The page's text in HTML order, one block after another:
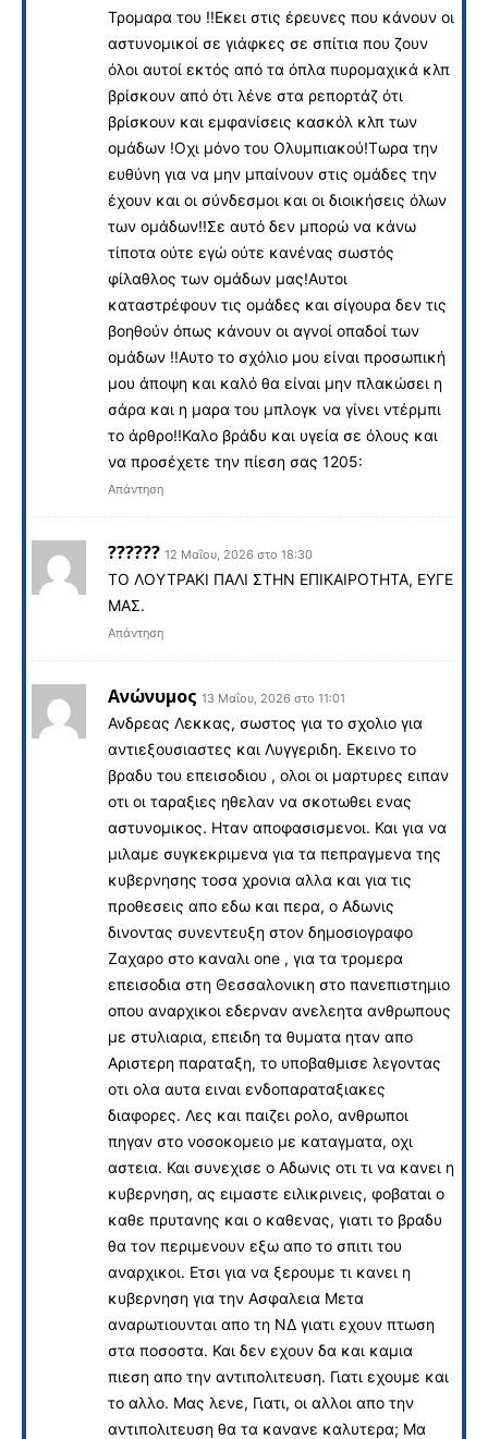
Τρομαρα του !!Εκει στις έρευνες που κάνουν οι
αστυνομικοί σε γιάφκες σε σπίτια που ζουν
όλοι αυτοί εκτός από τα όπλα πυρομαχικά κλπ
βρίσκουν από ότι λένε στα ρεπορτάζ ότι
βρίσκουν και εμφανίσεις κασκόλ κλπ των
ομάδων !Οχι μόνο του Ολυμπιακού!Τωρα την
ευθύνη για να μην μπαίνουν στις ομάδες την
έχουν και οι σύνδεσμοι και οι διοικήσεις όλων
των ομάδων!!Σε αυτό δεν μπορώ να κάνω
τίποτα ούτε εγώ ούτε κανένας σωστός
φίλαθλος των ομάδων μας!Αυτοι
καταστρέφουν τις ομάδες και σίγουρα δεν τις
βοηθούν όπως κάνουν οι αγνοί οπαδοί των
ομάδων !!Αυτο το σχόλιο μου είναι προσωπική
μου άποψη και καλό θα είναι μην πλακώσει η
σάρα και η μαρα του μπλογκ να γίνει ντέρμπι
το άρθρο!!Καλο βράδυ και υγεία σε όλους και
να προσέχετε την πίεση σας 1205:
Απάντηση
?????? 12 Μαΐου, 2026 στο 18:30
ΤΟ ΛΟΥΤΡΑΚΙ ΠΑΛΙ ΣΤΗΝ ΕΠΙΚΑΙΡΟΤΗΤΑ, ΕΥΓΕ
ΜΑΣ.
Απάντηση
Ανώνυμος 13 Μαΐου, 2026 στο 11:01
Ανδρεας Λεκκας, σωστος για το σχολιο για
αντιεξουσιαστες και Λυγγεριδη. Εκεινο το
βραδυ του επεισοδιου , ολοι οι μαρτυρες ειπαν
οτι οι ταραξιες ηθελαν να σκοτωθει ενας
αστυνομικος. Ηταν αποφασισμενοι. Και για να
μιλαμε συγκεκριμενα για τα πεπραγμενα της
κυβερνησης τοσα χρονια αλλα και για τις
προθεσεις απο εδω και περα, ο Αδωνις
δινοντας συνεντευξη στον δημοσιογραφο
Ζαχαρο στο καναλι one , για τα τρομερα
επεισοδια στη Θεσσαλονικη στο πανεπιστημιο
οπου αναρχικοι εδερναν ανελεητα ανθρωπους
με στυλιαρια, επειδη τα θυματα ηταν απο
Αριστερη παραταξη, το υποβαθμισε λεγοντας
οτι ολα αυτα ειναι ενδοπαραταξιακες
διαφορες. Λες και παιζει ρολο, ανθρωποι
πηγαν στο νοσοκομειο με καταγματα, οχι
αστεια. Και συνεχισε ο Αδωνις οτι τι να κανει η
κυβερνηση, ας ειμαστε ειλικρινεις, φοβαται ο
καθε πρυτανης και ο καθενας, γιατι το βραδυ
θα τον περιμενουν εξω απο το σπιτι του
αναρχικοι. Ετσι για να ξερουμε τι κανει η
κυβερνηση για την Ασφαλεια Μετα
αναρωτιουνται απο τη ΝΔ γιατι εχουν πτωση
στα ποσοστα. Και δεν εχουν δα και καμια
πιεση απο την αντιπολιτευση. Γιατι εχουμε και
το αλλο. Μας λενε, Γιατι, οι αλλοι απο την
αντιπολιτευση θα τα κανανε καλυτερα; Μα